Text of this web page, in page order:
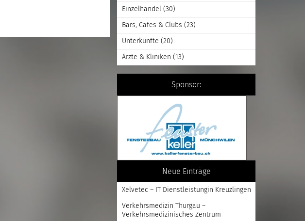
Einzelhandel (30)
Bars, Cafes & Clubs (23)
Unterkünfte (20)
Ärzte & Kliniken (13)
Sponsor:
Neue Einträge
Xelvetec – IT Dienstleistungin Kreuzlingen
Verkehrsmedizin Thurgau –
Verkehrsmedizinisches Zentrum